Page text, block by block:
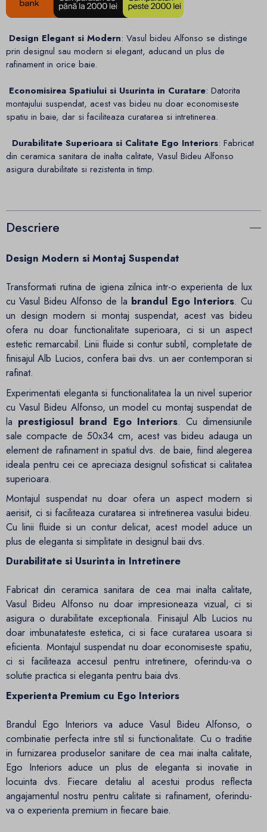
Design Elegant si Modern: Vasul bideu Alfonso se distinge
prin designul sau modern si elegant, aducand un plus de
rafinament in orice baie.
Economisirea Spatiului si Usurinta in Curatare: Datorita
montajului suspendat, acest vas bideu nu doar economiseste
spatiu in baie, dar si faciliteaza curatarea si intretinerea.
Durabilitate Superioara si Calitate Ego Interiors: Fabricat
din ceramica sanitara de inalta calitate, Vasul Bideu Alfonso
asigura durabilitate si rezistenta in timp.
Descriere
Design Modern si Montaj Suspendat
Transformati rutina de igiena zilnica intr-o experienta de lux
cu Vasul Bideu Alfonso de la brandul Ego Interiors. Cu
un design modern si montaj suspendat, acest vas bideu
ofera nu doar functionalitate superioara, ci si un aspect
estetic remarcabil. Linii fluide si contur subtil, completate de
finisajul Alb Lucios, confera baii dvs. un aer contemporan si
rafinat.
Experimentati eleganta si functionalitatea la un nivel superior
cu Vasul Bideu Alfonso, un model cu montaj suspendat de
la prestigiosul brand Ego Interiors. Cu dimensiunile
sale compacte de 50x34 cm, acest vas bideu adauga un
element de rafinament in spatiul dvs. de baie, fiind alegerea
ideala pentru cei ce apreciaza designul sofisticat si calitatea
superioara.
Montajul suspendat nu doar ofera un aspect modern si
aerisit, ci si faciliteaza curatarea si intretinerea vasului bideu.
Cu linii fluide si un contur delicat, acest model aduce un
plus de eleganta si simplitate in designul baii dvs.
Durabilitate si Usurinta in Intretinere
Fabricat din ceramica sanitara de cea mai inalta calitate,
Vasul Bideu Alfonso nu doar impresioneaza vizual, ci si
asigura o durabilitate exceptionala. Finisajul Alb Lucios nu
doar imbunatateste estetica, ci si face curatarea usoara si
eficienta. Montajul suspendat nu doar economiseste spatiu,
ci si faciliteaza accesul pentru intretinere, oferindu-va o
solutie practica si eleganta pentru baia dvs.
Experienta Premium cu Ego Interiors
Brandul Ego Interiors va aduce Vasul Bideu Alfonso, o
combinatie perfecta intre stil si functionalitate. Cu o traditie
in furnizarea produselor sanitare de cea mai inalta calitate,
Ego Interiors aduce un plus de eleganta si inovatie in
locuinta dvs. Fiecare detaliu al acestui produs reflecta
angajamentul nostru pentru calitate si rafinament, oferindu-
va o experienta premium in fiecare baie.